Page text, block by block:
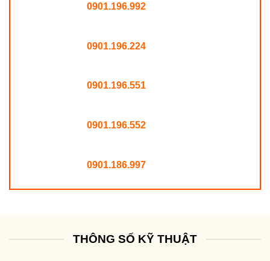
0901.196.992
0901.196.224
0901.196.551
0901.196.552
0901.186.997
THÔNG SỐ KỸ THUẬT